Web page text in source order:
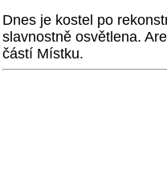
Dnes je kostel po
slavnostně osvětlena.
částí Místku.